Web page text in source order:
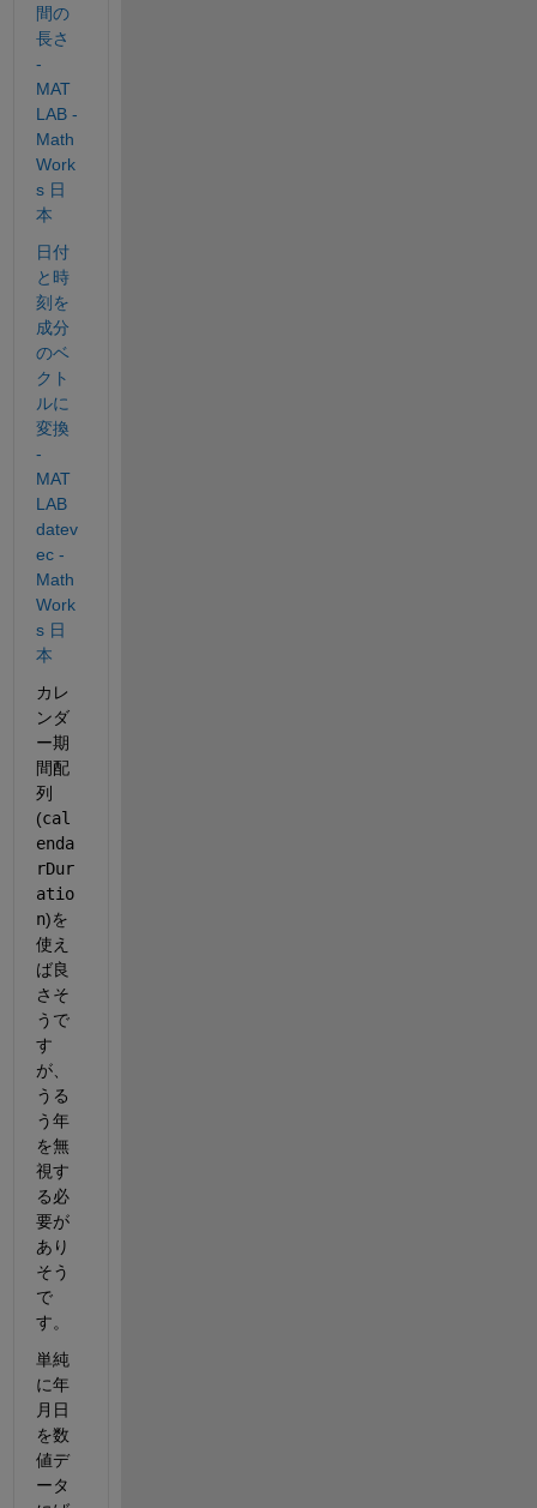
間の
長さ
-
MAT
LAB -
Math
Work
s 日
本
日付
と時
刻を
成分
のベ
クト
ルに
変換
-
MAT
LAB
datev
ec -
Math
Work
s 日
本
カレ
ンダ
ー期
間配
列
(cal
enda
rDur
atio
n)を
使え
ば良
さそ
うで
す
が、
うる
う年
を無
視す
る必
要が
あり
そう
で
す。
単純
に年
月日
を数
値デ
ータ